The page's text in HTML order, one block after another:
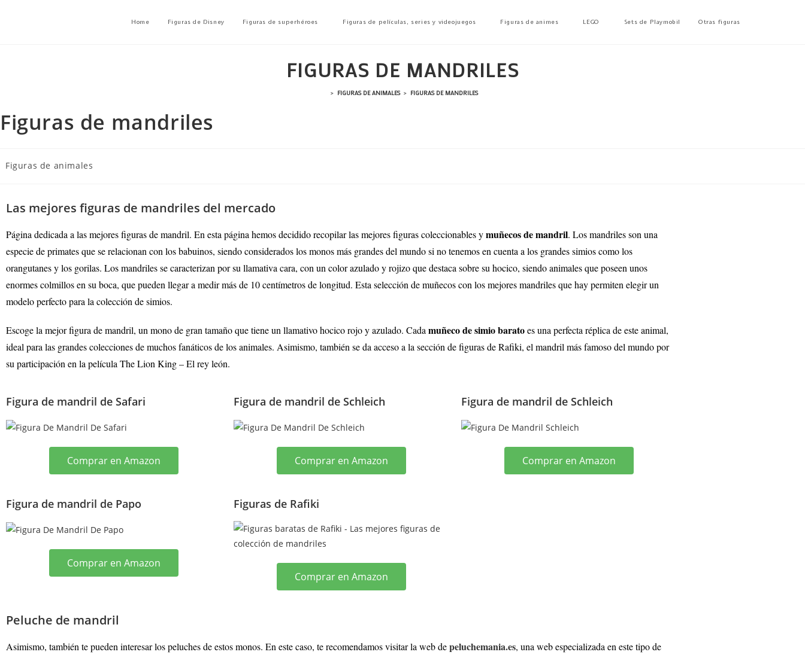
Home Figuras de Disney Figuras de superhéroes Figuras de películas, series y videojuegos Figuras de animes LEGO Sets de Playmobil Otras figuras
FIGURAS DE MANDRILES
> FIGURAS DE ANIMALES > FIGURAS DE MANDRILES
Figuras de mandriles
Figuras de animales
Las mejores figuras de mandriles del mercado
Página dedicada a las mejores figuras de mandril. En esta página hemos decidido recopilar las mejores figuras coleccionables ymuñecos de mandril. Los mandriles son una
especie de primates que se relacionan con los babuinos, siendo considerados los monos más grandes del mundo si no tenemos en cuenta a los grandes simios como los
orangutanes y los gorilas. Los mandriles se caracterizan por su llamativa cara, con un color azulado y rojizo que destaca sobre su hocico, siendo animales que poseen unos
enormes colmillos en su boca, que pueden llegar a medir más de 10 centímetros de longitud. Esta selección de muñecos con los mejores mandriles que hay permiten elegir un
modelo perfecto para la colección de simios.
Escoge la mejor figura de mandril, un mono de gran tamaño que tiene un llamativo hocico rojo y azulado. Cada muñeco de simio baratoes una perfecta réplica de este animal,
ideal para las grandes colecciones de muchos fanáticos de los animales. Asimismo, también se da acceso a la sección de figuras de Rafiki, el mandril más famoso del mundo por
su participación en la película The Lion King – El rey león.
Figura de mandril de Safari
Comprar en Amazon
Figura de mandril de Schleich
Comprar en Amazon
Figura de mandril de Schleich
Comprar en Amazon
Figura de mandril de Papo
Comprar en Amazon
Figuras de Rafiki
Comprar en Amazon
Peluche de mandril
Asimismo, también te pueden interesar los peluches de estos monos. En este caso, te recomendamos visitar la web depeluchemania.es, una web especializada en este tipo de